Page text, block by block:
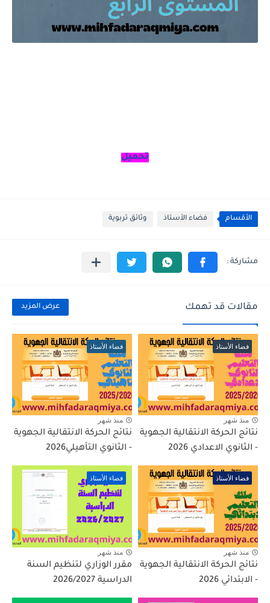
تحميل
الأقسام فضاء الأستاذ وثائق تربوية
مقالات قد تهمك عرض المزيد
فضاء الأستاذ
منذ شهر
نتائج الحركة الانتقالية الجهوية
- الثانوي الاعدادي 2026
فضاء الأستاذ
منذ شهر
نتائج الحركة الانتقالية الجهوية
- الثانوي التأهيلي2026
فضاء الأستاذ
منذ شهر
نتائج الحركة الانتقالية الجهوية
- الابتدائي 2026
فضاء الأستاذ
منذ شهر
مقرر الوزاري لتنظيم السنة
الدراسية 2026/2027